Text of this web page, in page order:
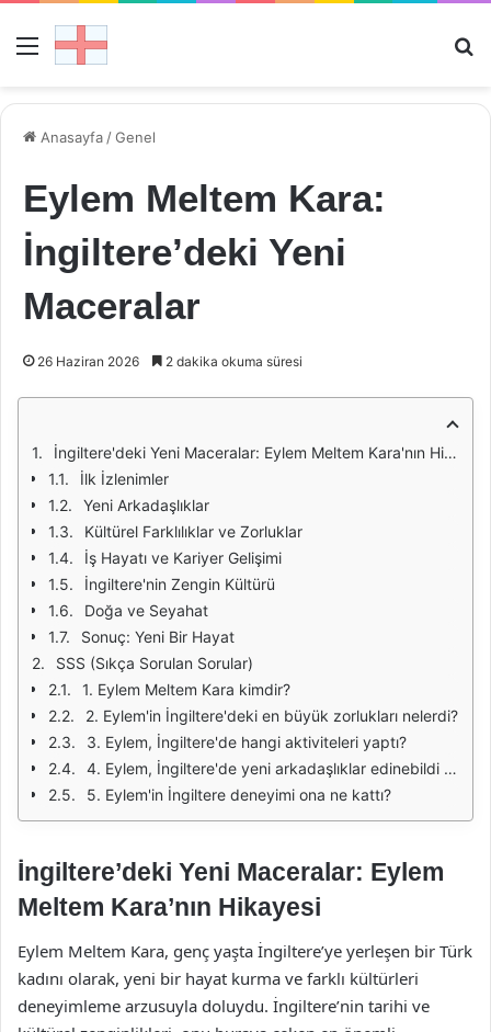
Menü
Anasayfa /Genel
Eylem Meltem Kara:
İngiltere’deki Yeni
Maceralar
26 Haziran 2026 2 dakika okuma süresi
İngiltere'deki Yeni Maceralar: Eylem Meltem Kara'nın Hikayesi
İlk İzlenimler
Yeni Arkadaşlıklar
Kültürel Farklılıklar ve Zorluklar
İş Hayatı ve Kariyer Gelişimi
İngiltere'nin Zengin Kültürü
Doğa ve Seyahat
Sonuç: Yeni Bir Hayat
SSS (Sıkça Sorulan Sorular)
1. Eylem Meltem Kara kimdir?
2. Eylem'in İngiltere'deki en büyük zorlukları nelerdi?
3. Eylem, İngiltere'de hangi aktiviteleri yaptı?
4. Eylem, İngiltere'de yeni arkadaşlıklar edinebildi mi?
5. Eylem'in İngiltere deneyimi ona ne kattı?
İngiltere’deki Yeni Maceralar: Eylem
Meltem Kara’nın Hikayesi
Eylem Meltem Kara, genç yaşta İngiltere’ye yerleşen bir Türk
kadını olarak, yeni bir hayat kurma ve farklı kültürleri
deneyimleme arzusuyla doluydu. İngiltere’nin tarihi ve